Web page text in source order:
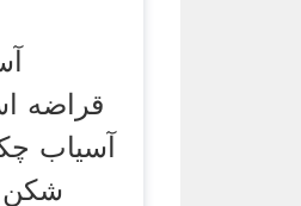
آسیاب
شکن